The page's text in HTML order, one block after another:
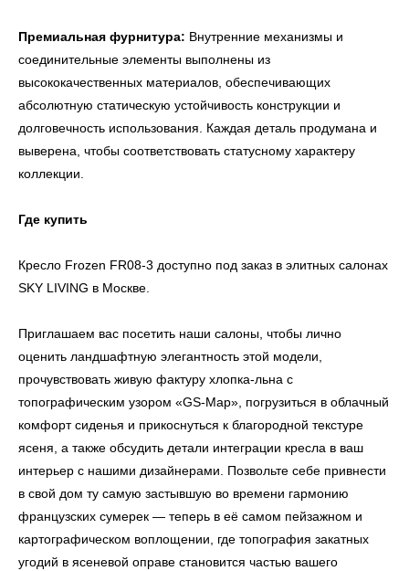
Премиальная фурнитура: Внутренние механизмы и
соединительные элементы выполнены из
высококачественных материалов, обеспечивающих
абсолютную статическую устойчивость конструкции и
долговечность использования. Каждая деталь продумана и
выверена, чтобы соответствовать статусному характеру
коллекции.
Где купить
Кресло Frozen FR08-3 доступно под заказ в элитных салонах
SKY LIVING в Москве.
Приглашаем вас посетить наши салоны, чтобы лично
оценить ландшафтную элегантность этой модели,
прочувствовать живую фактуру хлопка-льна с
топографическим узором «GS-Map», погрузиться в облачный
комфорт сиденья и прикоснуться к благородной текстуре
ясеня, а также обсудить детали интеграции кресла в ваш
интерьер с нашими дизайнерами. Позвольте себе привнести
в свой дом ту самую застывшую во времени гармонию
французских сумерек — теперь в её самом пейзажном и
картографическом воплощении, где топография закатных
угодий в ясеневой оправе становится частью вашего
Контакты
Оплата и доставка
+7 (958) 202-41-41
+7 (499) 916-60-66
+7 (932) 021-99-97
+7 (499) 916-60-10,
Политика возврата товаров
Ежедневно, с 10:00 до 21:00